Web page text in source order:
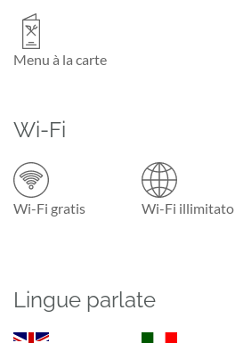
Menu à la carte
Wi-Fi
Wi-Fi gratis Wi-Fi illimitato
Lingue parlate